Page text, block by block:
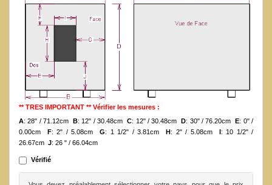
** TRES IMPORTANT ** Vérifier les mesures :
A: 28" / 71.12cm B: 12" / 30.48cmC: 12" / 30.48cm D: 30" / 76.20cm E: 0" /
0.00cm
F: 2" / 5.08cmG: 1 1/2" / 3.81cm H : 2" / 5.08cm
: 10 1/2" /
26.67cm J: 26 " / 66.04cm
Vérifié